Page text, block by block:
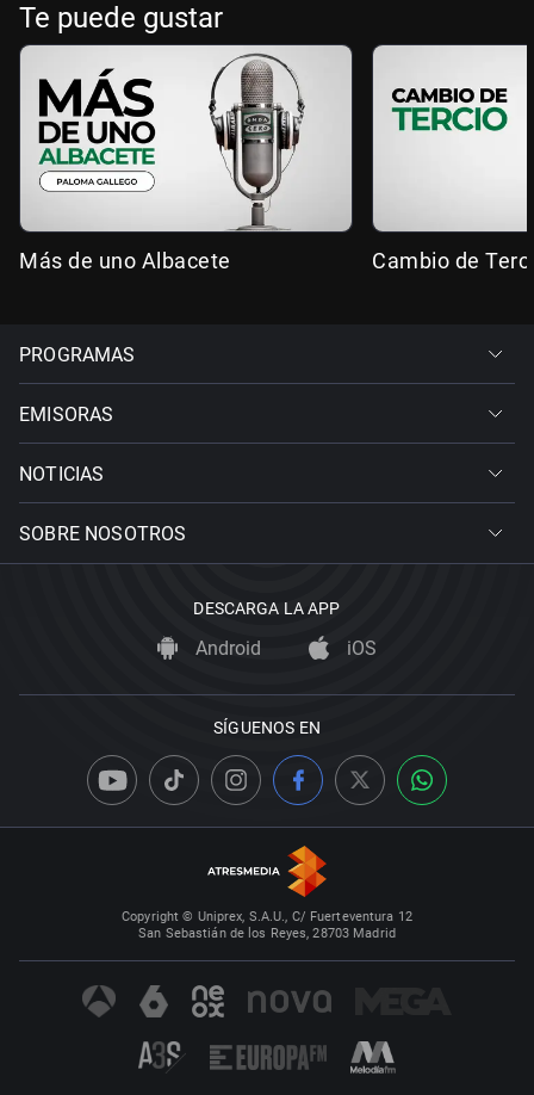
Te puede gustar
Más de uno Albacete Cambio de
PROGRAMAS
EMISORAS
NOTICIAS
SOBRE NOSOTROS
DESCARGA LA APP
Android iOS
SÍGUENOS EN
Copyright © Uniprex, S.A.U., C/ Fuerteventura 12
San Sebastián de los Reyes, 28703 Madrid